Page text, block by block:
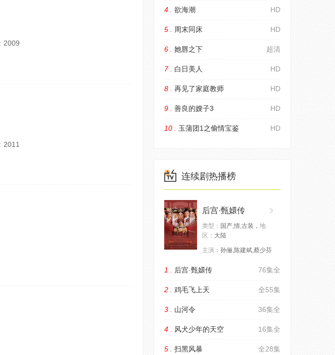
2009
2011
HD
4 . 欲海潮
HD
5 . 周末同床
超清
6 . 她唇之下
HD
7 . 白日美人
HD
8 . 再见了家庭教师
HD
9 . 善良的嫂子3
HD
10 . 玉蒲团1之偷情宝鉴
连续剧热播榜
后宫·甄嬛传
类型： 国产,情,古装， 地
区： 大陆
主演： 孙俪,陈建斌,蔡少芬
76集全
1 . 后宫·甄嬛传
全55集
2 . 鸡毛飞上天
36集全
3 . 山河令
16集全
4 . 风犬少年的天空
全28集
5 . 扫黑风暴